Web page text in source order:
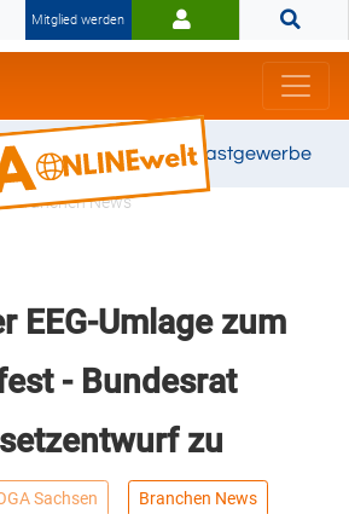
Mitglied werden
stark für das Gastgewerbe
Branchen News
EEG-Umlage zum
- Bundesrat
zu
Sachsen Branchen News